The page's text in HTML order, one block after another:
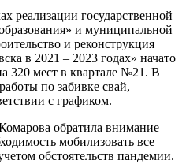
реализации государственной
и муниципальной
и реконструкция
в 2021 – 2023 годах» начато
320 мест в квартале №21. В
по забивке свай,
с графиком.
обратила внимание
мобилизовать все
обстоятельств пандемии.